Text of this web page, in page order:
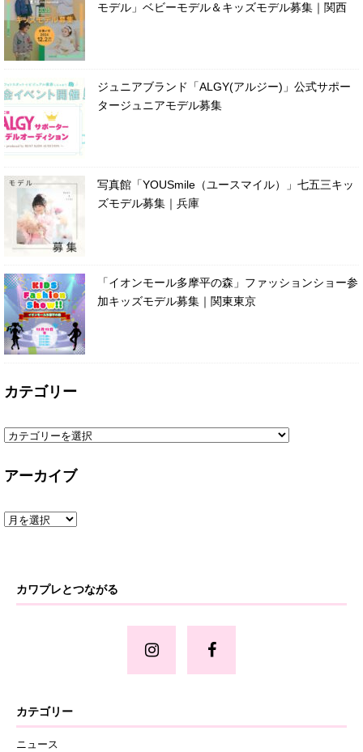
モデル」ベビーモデル＆キッズモデル募集｜関西
ジュニアブランド「ALGY(アルジー)」公式サポー
タージュニアモデル募集
写真館「YOUSmile（ユースマイル）」七五三キッ
ズモデル募集｜兵庫
「イオンモール多摩平の森」ファッションショー参
加キッズモデル募集｜関東東京
カテゴリー
アーカイブ
カワプレとつながる
カテゴリー
ニュース